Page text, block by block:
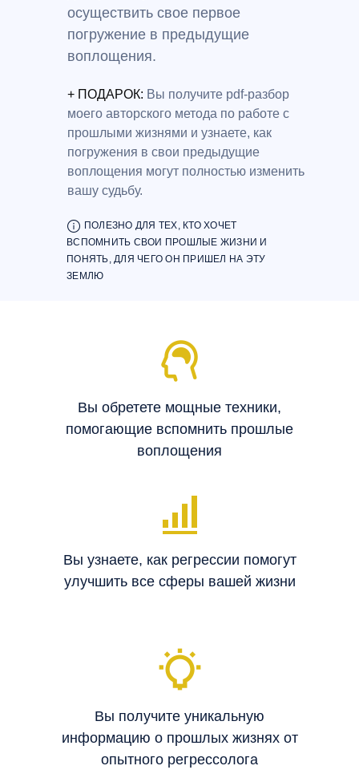
осуществить свое первое
погружение в предыдущие
воплощения.
+ ПОДАРОК: Вы получите pdf-разбор
моего авторского метода по работе с
прошлыми жизнями и узнаете, как
погружения в свои предыдущие
воплощения могут полностью изменить
вашу судьбу.
ооо ПОЛЕЗНО ДЛЯ ТЕХ, КТО ХОЧЕТ
ВСПОМНИТЬ СВОИ ПРОШЛЫЕ ЖИЗНИ И
ПОНЯТЬ, ДЛЯ ЧЕГО ОН ПРИШЕЛ НА ЭТУ
ЗЕМЛЮ
Вы обретете мощные техники,
помогающие вспомнить прошлые
воплощения
Вы узнаете, как регрессии помогут
улучшить все сферы вашей жизни
Вы получите уникальную
информацию о прошлых жизнях от
опытного регрессолога